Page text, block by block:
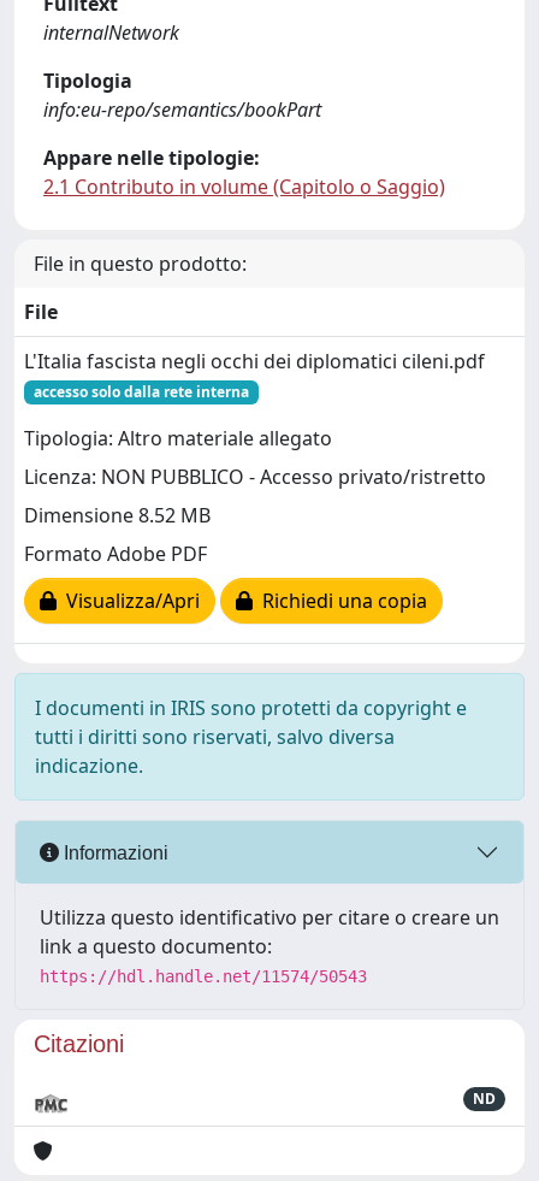
internalNetwork
Tipologia
info:eu-repo/semantics/bookPart
Appare nelle tipologie:
2.1 Contributo in volume (Capitolo o Saggio)
File in questo prodotto:
File
L'Italia fascista negli occhi dei diplomatici cileni.pdf
accesso solo dalla rete interna
Tipologia: Altro materiale allegato
Licenza: NON PUBBLICO - Accesso privato/ristretto
Dimensione 8.52 MB
Formato Adobe PDF
Visualizza/Apri
Richiedi una copia
I documenti in IRIS sono protetti da copyright e
tutti i diritti sono riservati, salvo diversa
indicazione.
Informazioni
Utilizza questo identificativo per citare o creare un
link a questo documento:
https://hdl.handle.net/11574/50543
Citazioni
ND